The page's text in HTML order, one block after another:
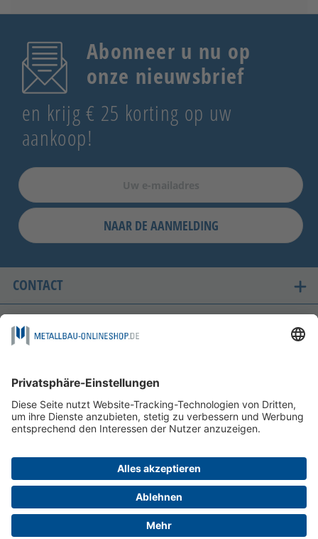
Abonneer u nu op
onze nieuwsbrief
en krijg € 25 korting op uw
aankoop!
NAAR DE AANMELDING
CONTACT
ONZE LANDEN VAN LEVERING
FOLGEN SIE UNS AUF
BETAALMOGELIJKHEDEN
HELP EN SERVICE